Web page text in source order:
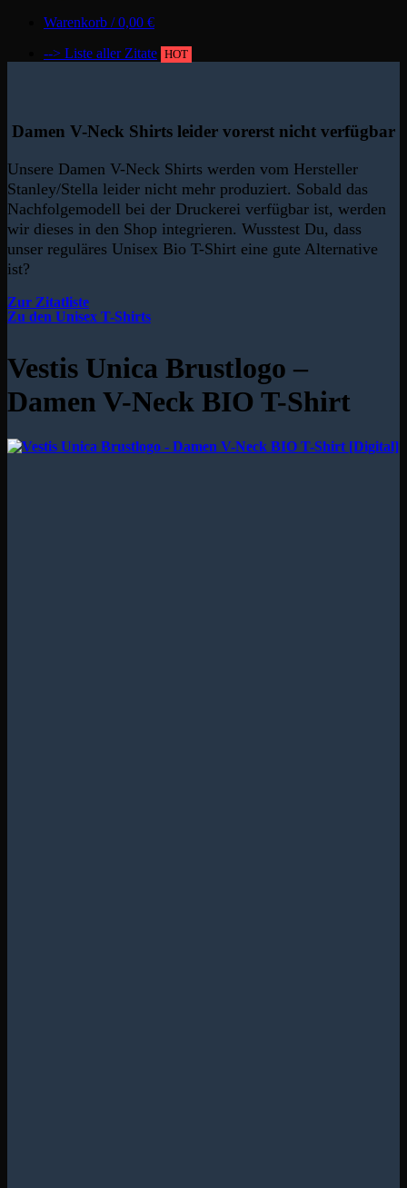
Warenkorb /0,00 €
--> Liste aller Zitate HOT
Damen V-Neck Shirts leider vorerst nicht verfügbar
Unsere Damen V-Neck Shirts werden vom Hersteller
Stanley/Stella leider nicht mehr produziert. Sobald das
Nachfolgemodell bei der Druckerei verfügbar ist, werden
wir dieses in den Shop integrieren. Wusstest Du, dass
unser reguläres Unisex Bio T-Shirt eine gute Alternative
ist?
Zur Zitatliste
Zu den Unisex T-Shirts
Vestis Unica Brustlogo –
Damen V-Neck BIO T-Shirt